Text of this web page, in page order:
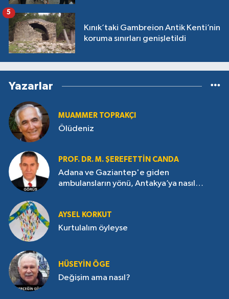
Kınık’taki Gambreion Antik Kenti’nin
koruma sınırları genişletildi
5
Yazarlar
MUAMMER TOPRAKÇI
Ölüdeniz
PROF. DR. M. ŞEREFETTIN CANDA
Adana ve Gaziantep'e giden
ambulansların yönü, Antakya’ya nasıl
AYSEL KORKUT
Kurtulalım öyleyse
HÜSEYIN ÖGE
Değişim ama nasıl?